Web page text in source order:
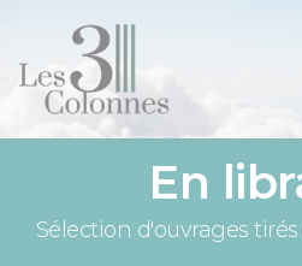
En
Sélection d'ouvrages